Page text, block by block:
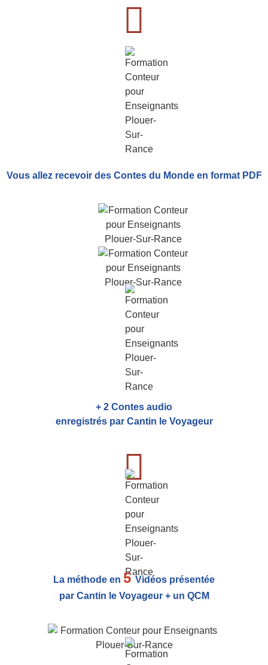
Vous allez recevoir des Contes du Monde en format PDF
+ 2 Contes audio
enregistrés par Cantin le Voyageur
La méthode en 5Vidéos présentée
par Cantin le Voyageur + un QCM